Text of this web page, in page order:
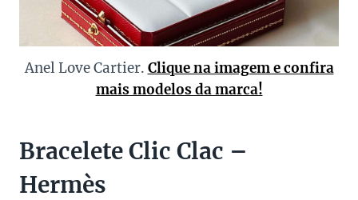
Anel Love Cartier. Clique na imagem e confira
mais modelos da marca!
Bracelete Clic Clac –
Hermès